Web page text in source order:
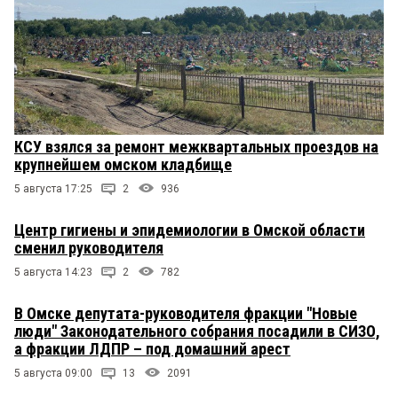
КСУ взялся за ремонт межквартальных проездов на
крупнейшем омском кладбище
5 августа 17:25 2 936
Центр гигиены и эпидемиологии в Омской области
сменил руководителя
5 августа 14:23 2 782
В Омске депутата-руководителя фракции "Новые
люди" Законодательного собрания посадили в СИЗО,
а фракции ЛДПР – под домашний арест
5 августа 09:00 13 2091